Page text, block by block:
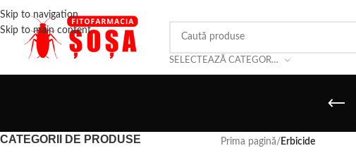
Skip to navigation
Skip to main content
SELECTEAZĂ CATEGORIA
CATEGORII DE PRODUSE Prima pagină/ Erbicide